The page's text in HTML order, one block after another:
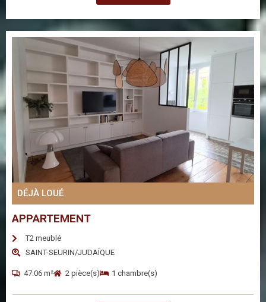
DÉJÀ LOUÉ
APPARTEMENT
T2 meublé
SAINT-SEURIN/JUDAÏQUE
47.06 m² 2 pièce(s) 1 chambre(s)